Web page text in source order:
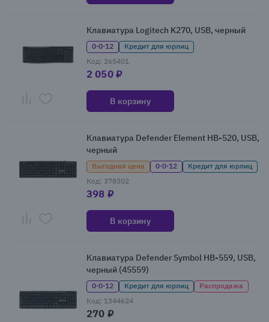
Клавиатура Logitech K270, USB, черный
0·0·12
Кредит для юрлиц
Код: 265401
2 050 ₽
В корзину
Клавиатура Defender Element HB-520, USB,
черный
Выгодная цена 0·0·12
Кредит для юрлиц
Код: 378302
398 ₽
В корзину
Клавиатура Defender Symbol HB-559, USB,
черный (45559)
0·0·12 Кредит для юрлиц
Распродажа
Код: 1344624
270 ₽